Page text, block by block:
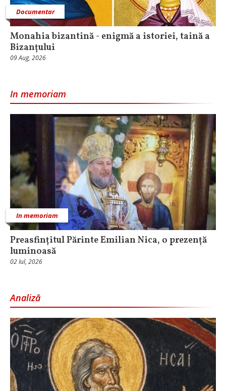
Documentar
Monahia bizantină - enigmă a istoriei, taină a
Bizanțului
09 Aug, 2026
In memoriam
In memoriam
Preasfințitul Părinte Emilian Nica, o prezență
luminoasă
02 Iul, 2026
Analiză